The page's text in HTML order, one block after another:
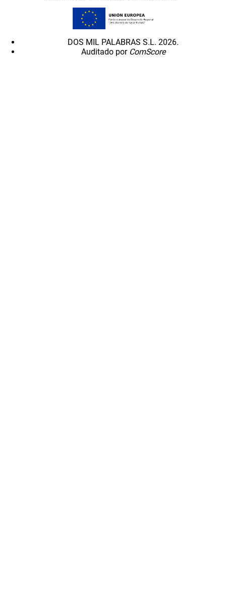
DOS MIL PALABRAS S.L. 2026.
Auditado por ComScore